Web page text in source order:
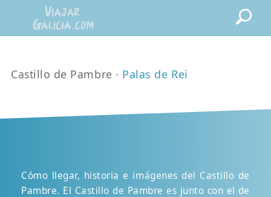
Castillo de Pambre · Palas de Rei
Cómo llegar, historia e imágenes del Castillo de
Pambre. El Castillo de Pambre es junto con el de